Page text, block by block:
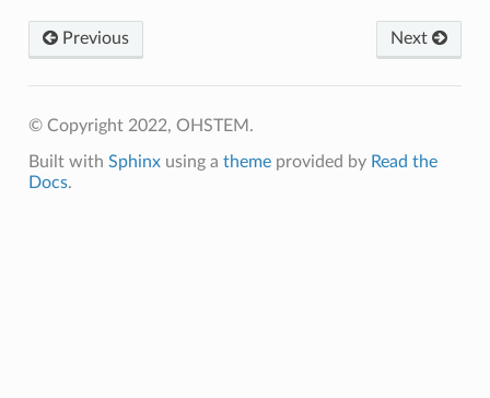
Previous Next
© Copyright 2022, OHSTEM.
Built with Sphinxusing a themeprovided by Read the
Docs.